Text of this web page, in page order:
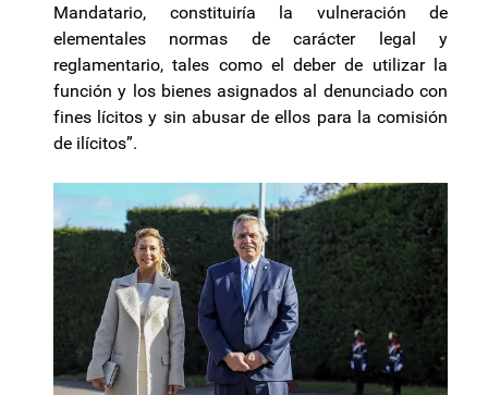
Mandatario, constituiría la vulneración de
elementales normas de carácter legal y
reglamentario, tales como el deber de utilizar la
función y los bienes asignados al denunciado con
fines lícitos y sin abusar de ellos para la comisión
de ilícitos”.